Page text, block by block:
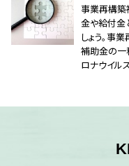
事業再構築
金や給付金
しょう。事
補助金の一
ロナウイ